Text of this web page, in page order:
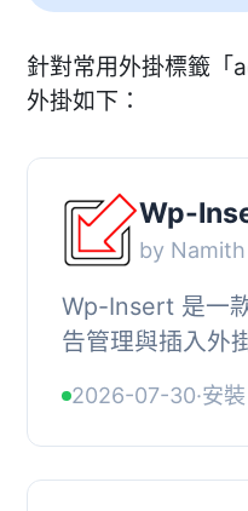
針對常用外掛標籤
外掛如下：
Wp-
by
Wp-Insert 是一
告管理與插入外
網站中插入各種
AdSense、
2026-07-30·安